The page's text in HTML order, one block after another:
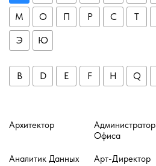
М О П Р С Т
Э Ю
B D E F H Q
Архитектор
Администратор
Офиса
Аналитик Данных Арт-Директор